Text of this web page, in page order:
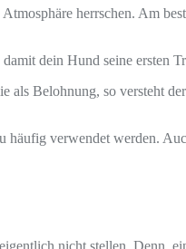
herrschen. Am
dein Hund seine ersten
Belohnung, so versteht
verwendet werden.
nicht stellen.